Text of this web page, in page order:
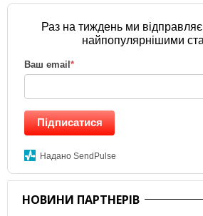
Раз на тиждень ми
найпопулярнішими
Ваш email*
Підписатися
Надано SendPulse
НОВИНИ ПАРТНЕРІВ